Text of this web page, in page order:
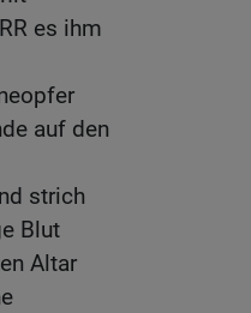
es ihm
auf den
strich
Blut
Altar